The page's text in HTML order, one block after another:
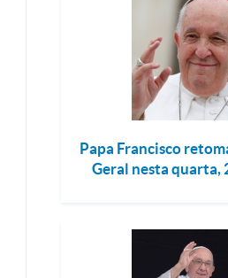
Papa Francisco
Geral nesta quarta,